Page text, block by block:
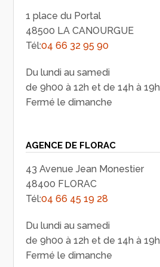
1 place du Portal
48500 LA CANOURGUE
Tél:04 66 32 95 90
Du lundi au samedi
de 9h00 à 12h et de 14h à 19h
Fermé le dimanche
AGENCE DE FLORAC
43 Avenue Jean Monestier
48400 FLORAC
Tél:04 66 45 19 28
Du lundi au samedi
de 9h00 à 12h et de 14h à 19h
Fermé le dimanche